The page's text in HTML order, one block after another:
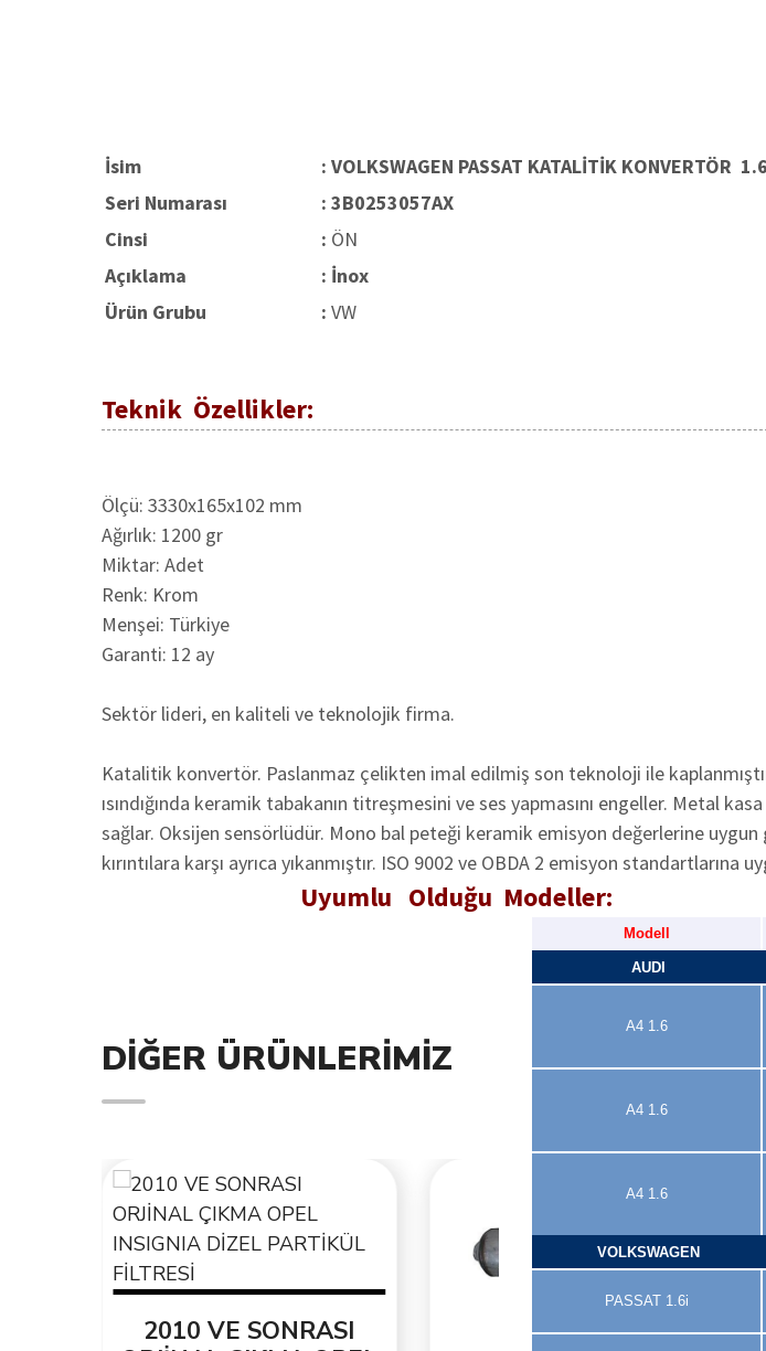
İsim
: VOLKSWAGEN PASSAT KATALİTİK KONVERTÖR
Seri Numarası
: 3B0253057AX
Cinsi
: ÖN
Açıklama
: İnox
Ürün Grubu
: VW
Teknik Özellikler:
Ölçü: 3330x165x102 mm
Ağırlık: 1200 gr
Miktar: Adet
Renk: Krom
Menşei: Türkiye
Garanti: 12 ay
Sektör lideri, en kaliteli ve teknolojik firma.
Katalitik konvertör. Paslanmaz çelikten imal edilmiş son teknoloji ile
ısındığında keramik tabakanın titreşmesini ve ses yapmasını engeller. Metal
sağlar. Oksijen sensörlüdür. Mono bal peteği keramik emisyon değerlerine uygun
kırıntılara karşı ayrıca yıkanmıştır. ISO 9002 ve OBDA 2 emisyon standartlarına
Uyumlu Olduğu Modeller:
Modell
AUDI
A4 1.6
A4 1.6
A4 1.6
VOLKSWAGEN
PASSAT 1.6i
DIĞER ÜRÜNLERIMIZ
2010 VE SONRASI